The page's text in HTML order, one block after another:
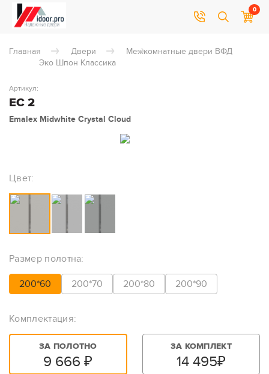
0
Главная Двери
Межкомнатные двери ВФД
Эко Шпон Классика
EC 2
Артикул:
Emalex Midwhite Crystal Cloud
Цвет:
Размер полотна:
200*60 200*70 200*80 200*90
Комплектация:
ЗА ПОЛОТНО
9 666 ₽
ЗА КОМПЛЕКТ
14 495₽